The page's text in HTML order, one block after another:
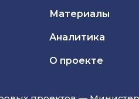
Материалы
Аналитика
О проекте